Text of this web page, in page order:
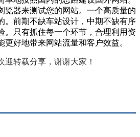
览器来测试您的网站。一个高质量的
。前期不缺车站设计，中期不缺有序
。只有抓住每一个环节，合理利用资
好地带来网站流量和客户效益。
转载分享，谢谢大家！